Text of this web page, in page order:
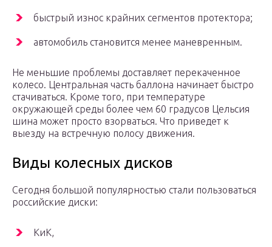
быстрый износ крайних сегментов протектора;
автомобиль становится менее маневренным.
Не меньшие проблемы доставляет перекаченное
колесо. Центральная часть баллона начинает быстро
стачиваться. Кроме того, при температуре
окружающей среды более чем 60 градусов Цельсия
шина может просто взорваться. Что приведет к
выезду на встречную полосу движения.
Виды колесных дисков
Сегодня большой популярностью стали пользоваться
российские диски:
КиК,